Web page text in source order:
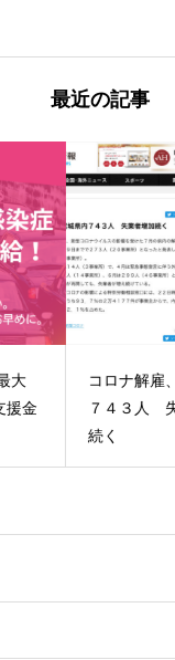
最近の記事
宮城県内
業者増加
6月の
1.11倍